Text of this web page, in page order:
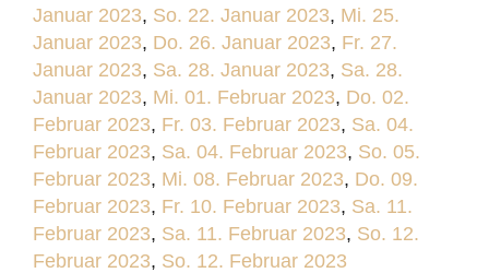
Januar 2023, So. 22. Januar 2023, Mi. 25.
Januar 2023, Do. 26. Januar 2023, Fr. 27.
Januar 2023, Sa. 28. Januar 2023, Sa. 28.
Januar 2023, Mi. 01. Februar 2023, Do. 02.
Februar 2023, Fr. 03. Februar 2023, Sa. 04.
Februar 2023, Sa. 04. Februar 2023, So. 05.
Februar 2023, Mi. 08. Februar 2023, Do. 09.
Februar 2023, Fr. 10. Februar 2023, Sa. 11.
Februar 2023, Sa. 11. Februar 2023, So. 12.
Februar 2023, So. 12. Februar 2023